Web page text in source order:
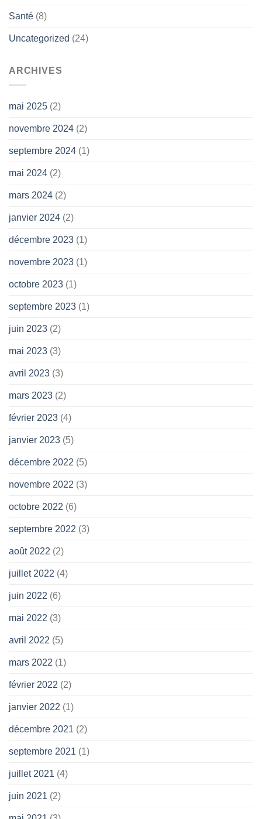
Santé (8)
Uncategorized (24)
ARCHIVES
mai 2025 (2)
novembre 2024 (2)
septembre 2024 (1)
mai 2024 (2)
mars 2024 (2)
janvier 2024 (2)
décembre 2023 (1)
novembre 2023 (1)
octobre 2023 (1)
septembre 2023 (1)
juin 2023 (2)
mai 2023 (3)
avril 2023 (3)
mars 2023 (2)
février 2023 (4)
janvier 2023 (5)
décembre 2022 (5)
novembre 2022 (3)
octobre 2022 (6)
septembre 2022 (3)
août 2022 (2)
juillet 2022 (4)
juin 2022 (6)
mai 2022 (3)
avril 2022 (5)
mars 2022 (1)
février 2022 (2)
janvier 2022 (1)
décembre 2021 (2)
septembre 2021 (1)
juillet 2021 (4)
juin 2021 (2)